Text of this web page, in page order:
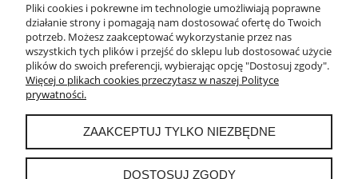
POMOC
MOJE KONTO
PŁATNOŚCI I DOSTAWA
INFORMACJE
Pliki cookies i pokrewne im technologie umożliwiają poprawne
działanie strony i pomagają nam dostosować ofertę do Twoich
potrzeb. Możesz zaakceptować wykorzystanie przez nas
wszystkich tych plików i przejść do sklepu lub dostosować użycie
plików do swoich preferencji, wybierając opcję "Dostosuj zgody".
Więcej o plikach cookies przeczytasz w naszej Polityce
prywatności.
ZAAKCEPTUJ TYLKO NIEZBĘDNE
DOSTOSUJ ZGODY